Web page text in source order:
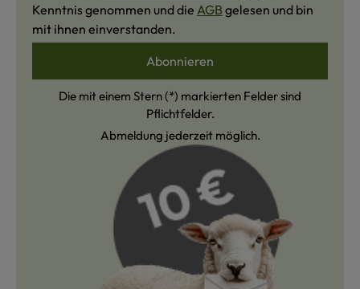
Kenntnis genommen und die AGB gelesen und bin
mit ihnen einverstanden.
Abonnieren
Die mit einem Stern (*) markierten Felder sind
Pflichtfelder.
Abmeldung jederzeit möglich.